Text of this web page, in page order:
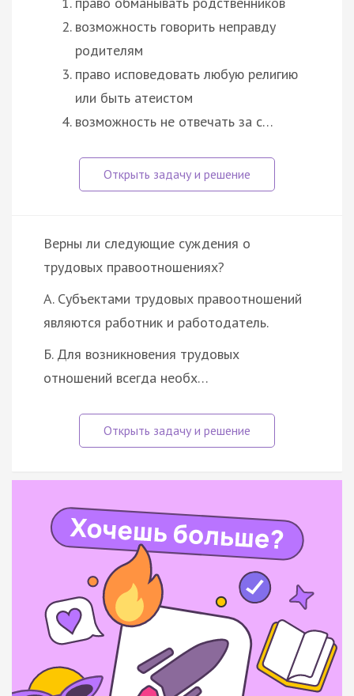
возможность говорить неправду
родителям
право исповедовать любую религию
или быть атеистом
возможность не отвечать за с…
Верны ли следующие суждения о
трудовых правоотношениях?
А. Субъектами трудовых правоотношений
являются работник и работодатель.
Б. Для возникновения трудовых
отношений всегда необх…